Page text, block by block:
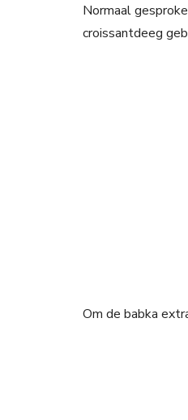
Normaal
croissantdeeg
Om de babka